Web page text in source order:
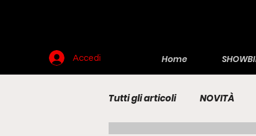
Accedi Home
Tutti gli articoli NOVITÀ